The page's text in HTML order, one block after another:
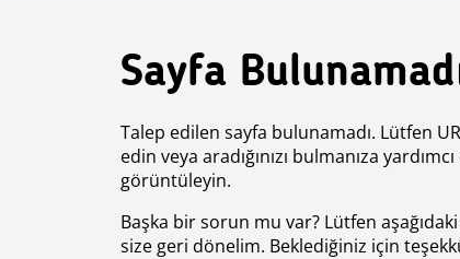
Sayfa
Talep edilen sayfa bulunamadı. Lütfen
edin veya aradığınızı bulmanıza
görüntüleyin.
Başka bir sorun mu var? Lütfen
size geri dönelim. Beklediğiniz için